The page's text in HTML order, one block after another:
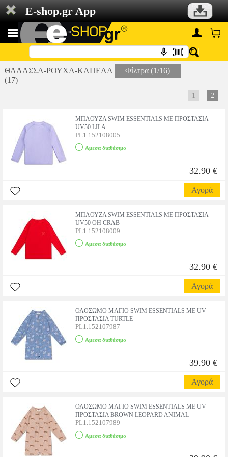
E-shop.gr App
ΘΑΛΑΣΣΑ-ΡΟΥΧΑ-ΚΑΠΕΛΑ
(17)
Φίλτρα (1/16)
1 2
ΜΠΛΟΥΖΑ SWIM ESSENTIALS ΜΕ ΠΡΟΣΤΑΣΙΑ
UV50 LILA
PL1.152108005
Αμεσα διαθέσιμο
32.90 €
Αγορά
ΜΠΛΟΥΖΑ SWIM ESSENTIALS ΜΕ ΠΡΟΣΤΑΣΙΑ
UV50 OH CRAB
PL1.152108009
Αμεσα διαθέσιμο
32.90 €
Αγορά
ΟΛΟΣΩΜΟ ΜΑΓΙΟ SWIM ESSENTIALS ΜΕ UV
ΠΡΟΣΤΑΣΙΑ TURTLE
PL1.152107987
Αμεσα διαθέσιμο
39.90 €
Αγορά
ΟΛΟΣΩΜΟ ΜΑΓΙΟ SWIM ESSENTIALS ΜΕ UV
ΠΡΟΣΤΑΣΙΑ BROWN LEOPARD ANIMAL
PL1.152107989
Αμεσα διαθέσιμο